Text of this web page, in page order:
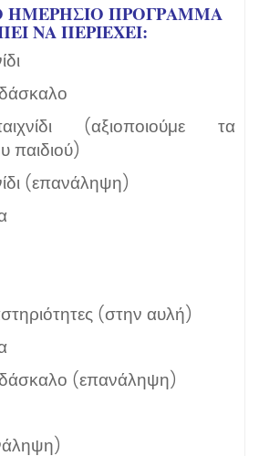
ΗΜΕΡΉΣΙΟ ΠΡΌΓΡΑΜΜΑ
ΝΑ ΠΕΡΙΈΧΕΙ:
(αξιοποιούμε τα
παιδιού)
(επανάληψη)
(στην αυλή)
δάσκαλο (επανάληψη)